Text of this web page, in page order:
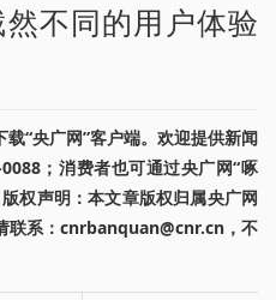
不同的用户体验
“央广网”客户端。欢迎提供新闻
；消费者也可通过央广网“啄
权声明：本文章版权归属央广网
联系：cnrbanquan@cnr.cn，不